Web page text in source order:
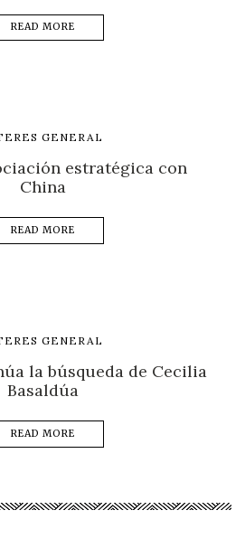
READ MORE
GENERAL
estratégica con
China
READ MORE
GENERAL
la búsqueda de Cecilia
Basaldúa
READ MORE